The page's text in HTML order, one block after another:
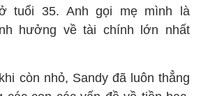
tuổi 35. Anh gọi mẹ mình là
hưởng về tài chính lớn nhất
còn nhỏ, Sandy đã luôn thẳng